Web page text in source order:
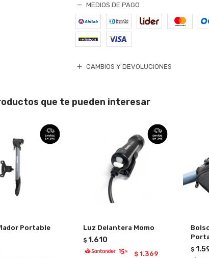
MEDIOS DE PAGO
CAMBIOS Y DEVOLUCIONES
que te pueden interesar
Portable
Luz Delantera Momo
$ 1.610
$ 1.369 $